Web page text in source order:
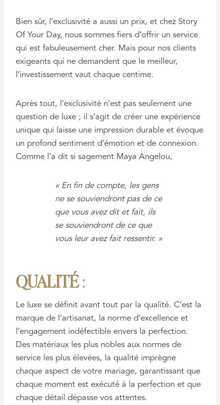
Bien sûr, l’exclusivité a aussi un prix, et chez Story
Of Your Day, nous sommes fiers d’offrir un service
qui est fabuleusement cher. Mais pour nos clients
exigeants qui ne demandent que le meilleur,
l’investissement vaut chaque centime.
Après tout, l’exclusivité n’est pas seulement une
question de luxe ; il s’agit de créer une expérience
unique qui laisse une impression durable et évoque
un profond sentiment d’émotion et de connexion.
Comme l’a dit si sagement Maya Angelou,
« En fin de compte, les gens
ne se souviendront pas de ce
que vous avez dit et fait, ils
se souviendront de ce que
vous leur avez fait ressentir. »
QUALITÉ:
Le luxe se définit avant tout par la qualité. C’est la
marque de l’artisanat, la norme d’excellence et
l’engagement indéfectible envers la perfection.
Des matériaux les plus nobles aux normes de
service les plus élevées, la qualité imprègne
chaque aspect de votre mariage, garantissant que
chaque moment est exécuté à la perfection et que
chaque détail dépasse vos attentes.